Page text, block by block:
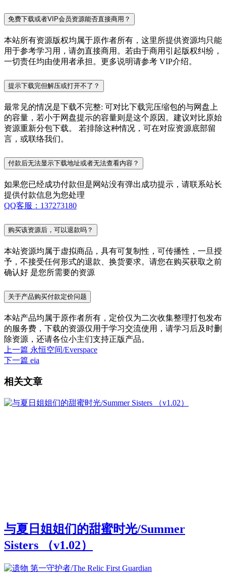
免费下载或者VIP会员资源能否直接商用？
本站所有资源版权均属于原作者所有，这里所提供资源均只能
用于参考学习用，请勿直接商用。若由于商用引起版权纠纷，
一切责任均由使用者承担。更多说明请参考 VIP介绍。
提示下载完但解压或打开不了？
最常见的情况是下载不完整: 可对比下载完压缩包的与网盘上
的容量，若小于网盘提示的容量则是这个原因。建议对比原始
资源重新分包下载。 若排除这种情况，可在对应资源底部留
言，或联络我们。
付款后无法显示下载地址或者无法查看内容？
如果您已经成功付款但是网站没有弹出成功提示，请联系站长
提供付款信息为您处理
QQ客服：137273180
购买该资源后，可以退款吗？
本站资源均属于虚拟商品，具有可复制性，可传播性，一旦授
予，不接受任何形式的退款、换货要求。请您在购买获取之前
确认好 是您所需要的资源
关于产品购买付款定价问题
本站产品均属于原作者所有，定价仅为二次收集整理打包发布
的服务费，下载的资源仅用于学习交流使用，请学习后及时删
除资源，还请各位小主们支持正版产品。
上一篇 永恒空间/Everspace
下一篇 eia
相关文章
与夏日姐姐们的甜蜜时光/Summer
Sisters （v1.02）